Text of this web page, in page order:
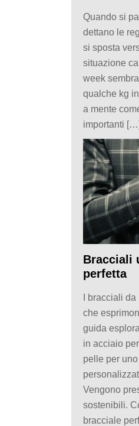
Quando si
dettano le
si sposta
situazione
week
qualche kg
a mente
importanti […]
Bracciali
perfetta
I bracciali
che
guida
in acciaio
pelle per
Vengono
sostenibili.
bracciale